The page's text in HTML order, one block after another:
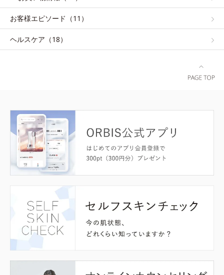
お客様エピソード（11）
ヘルスケア（18）